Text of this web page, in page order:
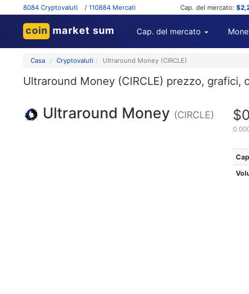
8084 Cryptovaluti / 110884 Mercati Cap. del mercato:
coin market sum Cap. del mercato
Casa Cryptovaluti Ultraround Money (CIRCLE)
Ultraround Money (CIRCLE) prezzo,
Ultraround Money (CIRCLE)